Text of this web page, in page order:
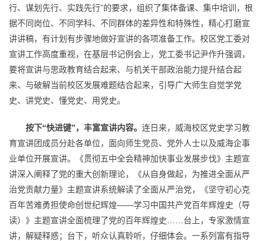
行、谋划先行、实践先行”的要求，组织了集体备课、集中培训，根
据不同岗位、不同学科、不同群体的差异性和特殊性，精心打磨宣
讲讲稿，有计划有步骤地做好宣讲的各项准备工作。校区党工委对
宣讲工作高度重视，在基层书记例会上，党工委书记尹作升强调，
要将宣讲与思政教育结合起来、与机关干部政治能力提升结合起
来、与破解当前校区发展难题结合起来，引导广大师生自觉学党
史、讲党史、懂党史、用党史。
按下“快进键”，丰富宣讲内容。 连日来，威海校区党史学习教
育宣讲团成员分赴各单位，面向师生党员、党外人士以及威海企事
业单位开展宣讲。《贯彻五中全会精神加快事业发展步伐》主题宣
讲深入阐释了党的重大创新理论，《从自身做起，为推进全面从严
治党贡献力量》主题宣讲系统解读了全面从严治党，《坚守初心克
百年苦难勇担使命创世纪辉煌——学习中国共产党百年辉煌史（导
读）》主题宣讲全面梳理了党的百年辉煌史……台上，专家激情宣
讲，解疑释惑；台下，听众认真聆听，仔细体会。一系列富有指导